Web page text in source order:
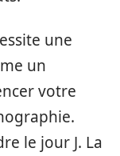
une
un
votre
le jour J. La